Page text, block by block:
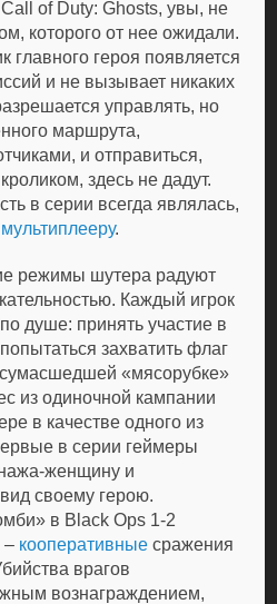
Call of Duty: Ghosts, увы, не
которого от нее ожидали.
главного героя появляется
и не вызывает никаких
управлять, но
маршрута,
и отправиться,
здесь не дадут.
в серии всегда являлась,
мультиплееру.
режимы шутера радуют
Каждый игрок
душе: принять участие в
захватить флаг
«мясорубке»
из одиночной кампании
в качестве одного из
в серии геймеры
женщину и
своему герою.
в Black Ops 1-2
– кооперативные сражения
врагов
вознаграждением,